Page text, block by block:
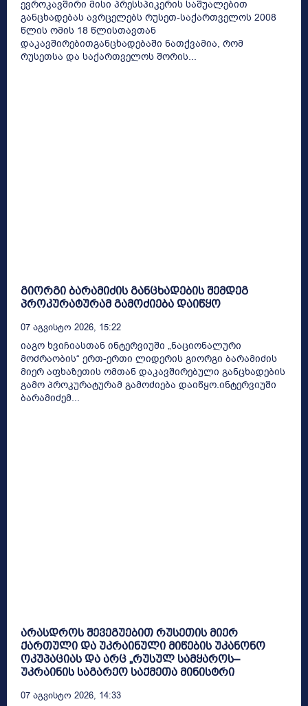
ევროკავშირი მისი პრესსპიკერის საშუალებით
განცხადებას ავრცელებს რუსეთ-საქართველოს 2008
წლის ომის 18 წლისთავთან
დაკავშირებითგანცხადებაში ნათქვამია, რომ
რუსეთსა და საქართველოს შორის...
გიორგი ბარამიძის განცხადების შემდეგ
პროკურატურამ გამოძიება დაიწყო
07 Აგვისტო 2026, 15:22
იაგო ხვიჩიასთან ინტერვიუში „ნაციონალური
მოძრაობის“ ერთ-ერთი ლიდერის გიორგი ბარამიძის
მიერ აფხაზეთის ომთან დაკავშირებული განცხადების
გამო პროკურატურამ გამოძიება დაიწყო.ინტერვიუში
ბარამიძემ...
არასდროს შევეგუებით რუსეთის მიერ
ქართული და უკრაინული მიწების უკანონო
ოკუპაციას და არც „რუსულ სამყაროს–
უკრაინის საგარეო საქმეთა მინისტრი
07 Აგვისტო 2026, 14:33